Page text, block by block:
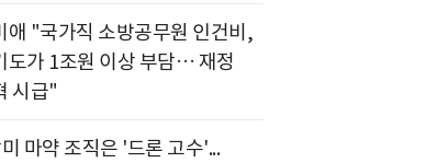
애 "국가직 소방공무원 인건비,
도가 1조원 이상 부담… 재정
시급"
마약 조직은 '드론 고수'...